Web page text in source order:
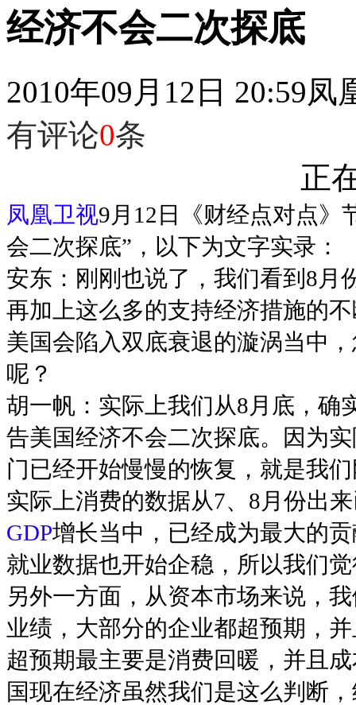
经济不会二次探底
2010年09月12日 20:59凤
有评论0条
正
凤凰卫视9月12日《财经点对点》
会二次探底”，以下为文字实录：
安东：刚刚也说了，我们看到8月
再加上这么多的支持经济措施的
美国会陷入双底衰退的漩涡当中
呢？
胡一帆：实际上我们从8月底，确
告美国经济不会二次探底。因为
门已经开始慢慢的恢复，就是我
实际上消费的数据从7、8月份出
GDP增长当中，已经成为最大的
就业数据也开始企稳，所以我们
另外一方面，从资本市场来说，
业绩，大部分的企业都超预期，
超预期最主要是消费回暖，并且
国现在经济虽然我们是这么判断